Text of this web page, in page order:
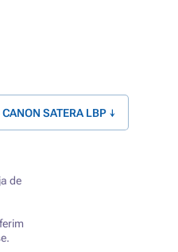
SATERA LBP ↓
de